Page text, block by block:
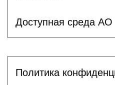
Доступная среда
Политика